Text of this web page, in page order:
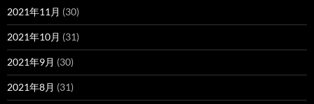
2021年11月 (30)
2021年10月 (31)
2021年9月 (30)
2021年8月 (31)